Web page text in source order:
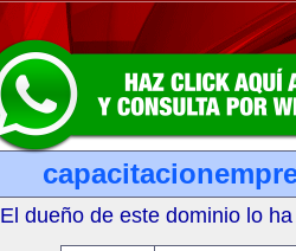
El dueño de este dominio lo